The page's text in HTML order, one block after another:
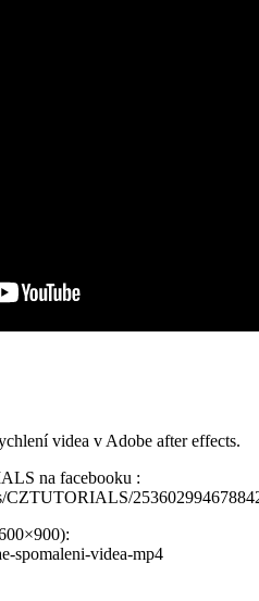
videa v Adobe after effects.
na facebooku :
CZTUTORIALS/
spomaleni-videa-mp4